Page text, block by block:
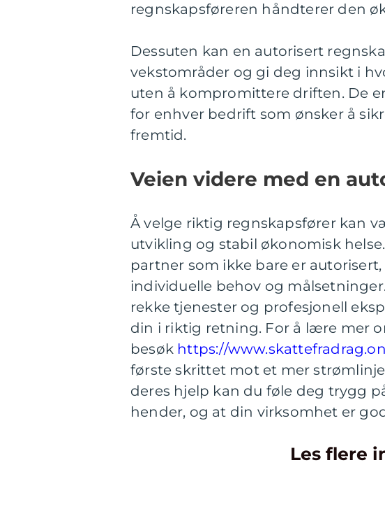
regnskapsføreren håndterer den
Dessuten kan en autorisert
vekstområder og gi deg innsikt i
uten å kompromittere driften. De
for enhver bedrift som ønsker å
fremtid.
Veien videre med en
Å velge riktig regnskapsfører kan
utvikling og stabil økonomisk
partner som ikke bare er
individuelle behov og
rekke tjenester og profesjonell
din i riktig retning. For å lære mer
besøk https://
første skrittet mot et mer
deres hjelp kan du føle deg trygg
hender, og at din virksomhet er
Les flere